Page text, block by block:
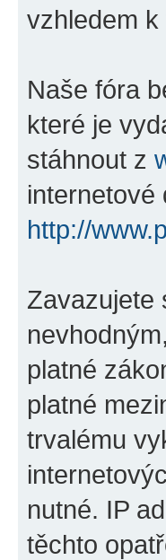
vzhledem k
Naše fóra
které je
stáhnout z
internetové
http://
Zavazujete
platné
platné
trvalému
nutné. IP
těchto